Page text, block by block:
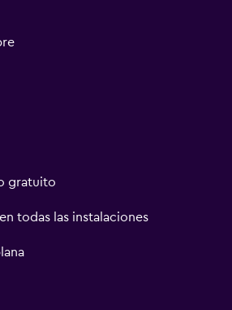
gratuito
todas las instalaciones